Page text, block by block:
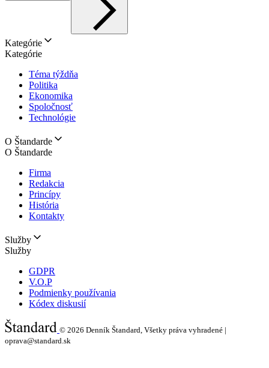
Kategórie
Kategórie
Téma týždňa
Politika
Ekonomika
Spoločnosť
Technológie
O Štandarde
O Štandarde
Firma
Redakcia
Princípy
História
Kontakty
Služby
Služby
GDPR
V.O.P
Podmienky používania
Kódex diskusií
© 2026 Denník Štandard, Všetky práva vyhradené |
oprava@standard.sk